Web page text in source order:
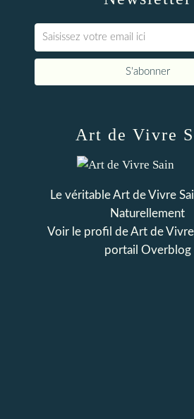
Art de Vivre
Le véritable Art de Vivre
Naturellement
Voir le profil deArt de Vivre
portail Overblog